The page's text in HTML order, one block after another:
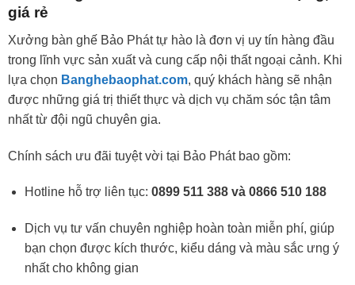
giá rẻ
Xưởng bàn ghế Bảo Phát tự hào là đơn vị uy tín hàng đầu
trong lĩnh vực sản xuất và cung cấp nội thất ngoại cảnh. Khi
lựa chọn Banghebaophat.com, quý khách hàng sẽ nhận
được những giá trị thiết thực và dịch vụ chăm sóc tận tâm
nhất từ đội ngũ chuyên gia.
Chính sách ưu đãi tuyệt vời tại Bảo Phát bao gồm:
Hotline hỗ trợ liên tục: 0899 511 388 và 0866 510 188
Dịch vụ tư vấn chuyên nghiệp hoàn toàn miễn phí, giúp
bạn chọn được kích thước, kiểu dáng và màu sắc ưng ý
nhất cho không gian